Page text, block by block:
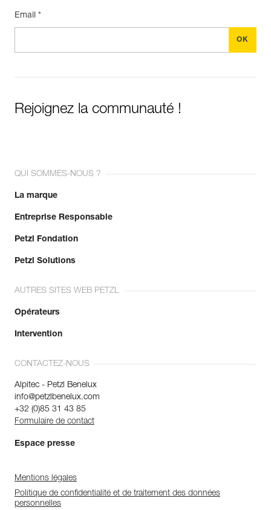
Email *
Rejoignez la communauté !
QUI SOMMES-NOUS ?
La marque
Entreprise Responsable
Petzl Fondation
Petzl Solutions
AUTRES SITES WEB PETZL
Opérateurs
Intervention
CONTACTEZ-NOUS
Alpitec - Petzl Benelux
info@petzlbenelux.com
+32 (0)85 31 43 85
Formulaire de contact
Espace presse
Mentions légales
Politique de confidentialité et de traitement des données
personnelles